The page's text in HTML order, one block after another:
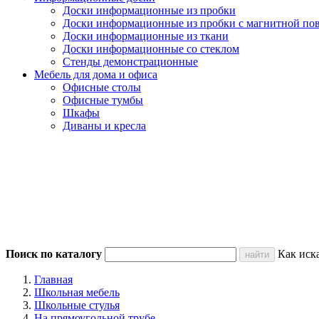
Доски информационные из пробки
Доски информационные из пробки с магнитной
Доски информационные из ткани
Доски информационные со стеклом
Стенды демонстрационные
Мебель для дома и офиса
Офисные столы
Офисные тумбы
Шкафы
Диваны и кресла
Поиск по каталогу Как
Главная
Школьная мебель
Школьные стулья